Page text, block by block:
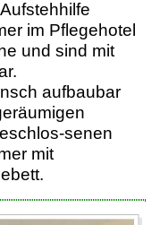
im Pflegehotel
und sind mit
aufbaubar
senen
mit